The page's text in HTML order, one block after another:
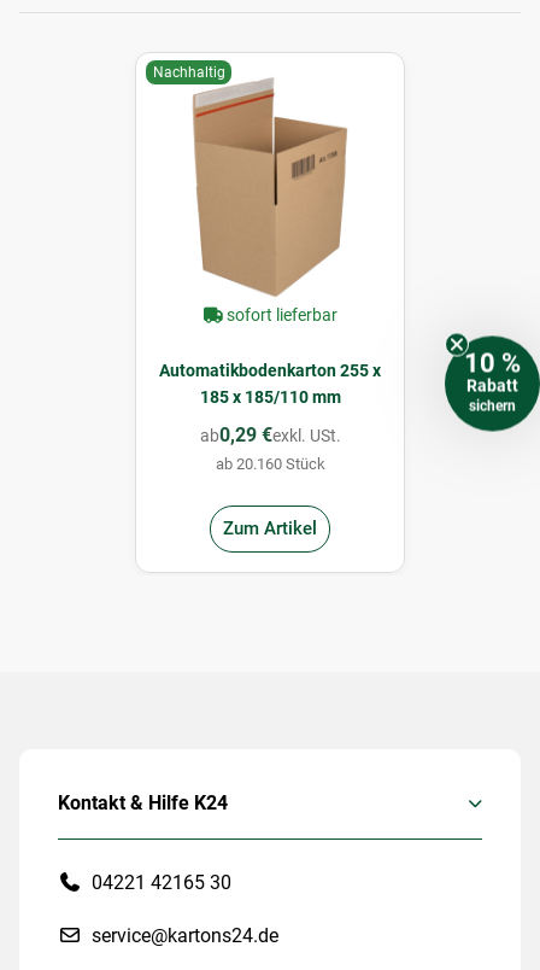
Nachhaltig
sofort lieferbar
Automatikbodenkarton 255 x
185 x 185/110 mm
ab0,29 €exkl. USt.
ab 20.160 Stück
Zum Artikel
Kontakt & Hilfe K24
04221 42165 30
service@kartons24.de
10 %
Rabatt
sichern